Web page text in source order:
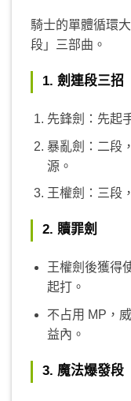
騎士的單體循環
段」三部曲。
1. 劍連段三招
先鋒劍：先起
暴亂劍：二段
源。
王權劍：三段
2. 贖罪劍
王權劍後獲得
起打。
不占用 MP，
益內。
3. 魔法爆發段